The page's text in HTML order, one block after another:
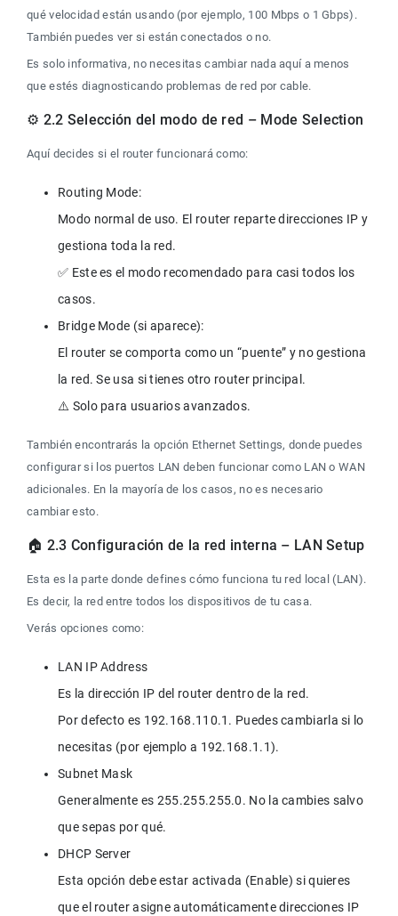
qué velocidad están usando (por ejemplo, 100 Mbps o 1 Gbps).
También puedes ver si están conectados o no.
Es solo informativa, no necesitas cambiar nada aquí a menos
que estés diagnosticando problemas de red por cable.
⚙️ 2.2 Selección del modo de red – Mode Selection
Aquí decides si el router funcionará como:
Routing Mode:
Modo normal de uso. El router reparte direcciones IP y
gestiona toda la red.
✅ Este es el modo recomendado para casi todos los
Bridge Mode (si aparece):
El router se comporta como un “puente” y no gestiona
la red. Se usa si tienes otro router principal.
También encontrarás la opción Ethernet Settings, donde puedes
configurar si los puertos LAN deben funcionar como LAN o WAN
adicionales. En la mayoría de los casos, no es necesario
cambiar esto.
🏠 2.3 Configuración de la red interna – LAN Setup
Esta es la parte donde defines cómo funciona tu red local (LAN).
Es decir, la red entre todos los dispositivos de tu casa.
Verás opciones como:
LAN IP Address
Es la dirección IP del router dentro de la red.
Por defecto es 192.168.110.1. Puedes cambiarla si lo
Subnet Mask
Generalmente es 255.255.255.0. No la cambies salvo
DHCP Server
Esta opción debe estar activada (Enable) si quieres
que el router asigne automáticamente direcciones IP